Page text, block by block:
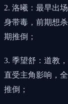
2. 洛曦：最早出
身带毒，前期想
期推倒；
3. 季望舒：道教
直受主角影响，
推倒；